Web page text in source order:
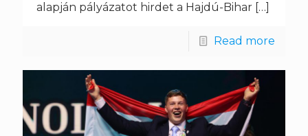
alapján pályázatot hirdet a Hajdú-Bihar […]
Read more